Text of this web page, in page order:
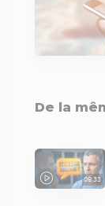
De la
09:33